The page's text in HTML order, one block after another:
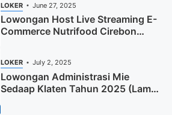
LOKER June 27, 2025
Lowongan Host Live Streaming E-
Commerce Nutrifood Cirebon
LOKER July 2, 2025
Lowongan Administrasi Mie
Sedaap Klaten Tahun 2025 (Lamar